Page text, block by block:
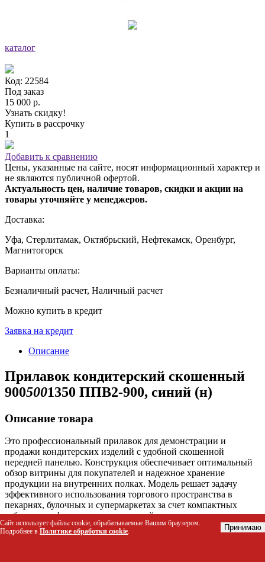
каталог
Код: 22584
Под заказ
15 000 р.
Узнать скидку!
Купить в рассрочку
1
Добавить к сравнению
Цены, указанные на сайте, носят информационный характер и
не являются публичной офертой.
Актуальность цен, наличие товаров, скидки и акции на
товары уточняйте у менеджеров.
Доставка:
Уфа, Стерлитамак, Октябрьский, Нефтекамск, Оренбург,
Магнитогорск
Варианты оплаты:
Безналичный расчет, Наличный расчет
Можно купить в кредит
Заявка на кредит
Описание
Прилавок кондитерский скошенный
9005001350 ППВ2-900, синий (н)
Описание товара
Это профессиональный прилавок для демонстрации и
продажи кондитерских изделий с удобной скошенной
передней панелью. Конструкция обеспечивает оптимальный
обзор витрины для покупателей и надежное хранение
продукции на внутренних полках. Модель решает задачу
эффективного использования торгового пространства в
пекарнях, булочных и супермаркетах за счет компактных
габаритов и функционального дизайна.
Кому подойдет
Сайт использует файлы cookie, обрабатываемые Вашим браузером.
Подробнее в Политике обработки cookie. Принимаю